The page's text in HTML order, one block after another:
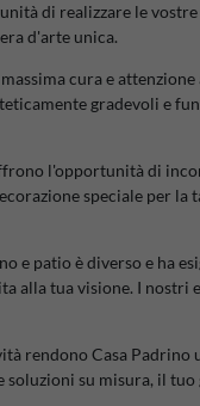
di realizzare le
d'arte unica.
massima cura e
gradevoli e
l'opportunità di
speciale per
e patio è diverso e ha
alla tua visione. I nostri
rendono Casa
su misura, il